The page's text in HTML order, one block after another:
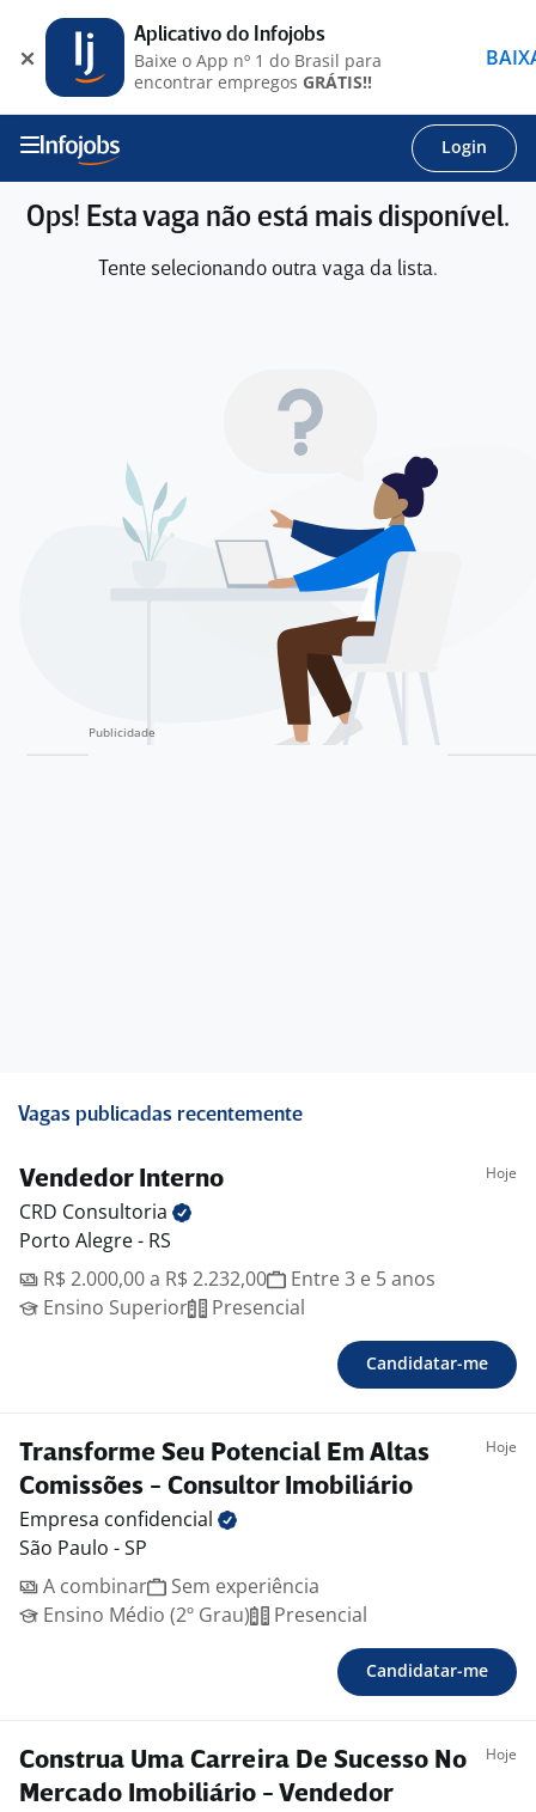
Login
Ops! Esta vaga não está mais disponível.
Tente selecionando outra vaga da lista.
Vagas publicadas recentemente
Vendedor Interno Hoje
CRD Consultoria
Porto Alegre - RS
R$ 2.000,00 a R$ 2.232,00
Entre 3 e 5 anos
Ensino Superior
Presencial
Candidatar-me
Transforme Seu Potencial Em Altas
Comissões - Consultor Imobiliário
Hoje
Empresa confidencial
São Paulo - SP
A combinar
Sem experiência
Ensino Médio (2º Grau)
Presencial
Candidatar-me
Construa Uma Carreira De Sucesso No
Mercado Imobiliário - Vendedor
Hoje
Aplicativo do Infojobs
Baixe o App nº 1 do Brasil para
encontrar empregos GRÁTIS!!